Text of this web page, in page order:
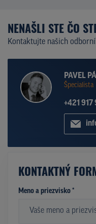
NENAŠLI STE ČO
Kontaktujte našich
PAVEL
Špecialista
+421 917
KONTAKTNÝ
Meno a priezvisko *